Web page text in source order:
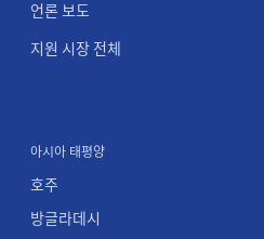
언론 보도
지원 시장 전체
아시아 태평양
호주
방글라데시